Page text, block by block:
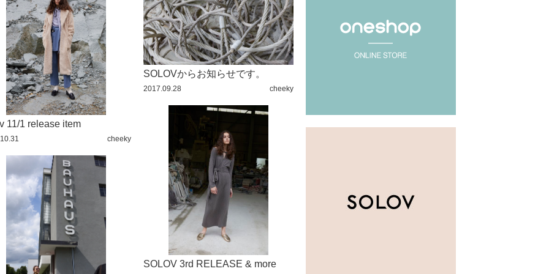
CLEIPATRA FIG
CLEOPATRA EYE
CLEOPATRA EYE
SOU
MIYA
11/1 release item
cheeky
SOLOVからお知らせです。
2017.09.28 cheeky
SOLOV 3rd RELEASE & more